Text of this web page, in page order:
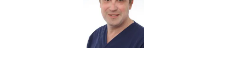
k
e
v